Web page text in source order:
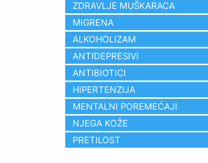
ZDRAVLJE MUŠKARACA
MIGRENA
ALKOHOLIZAM
ANTIDEPRESIVI
ANTIBIOTICI
HIPERTENZIJA
MENTALNI POREMEĆAJI
NJEGA KOŽE
PRETILOST